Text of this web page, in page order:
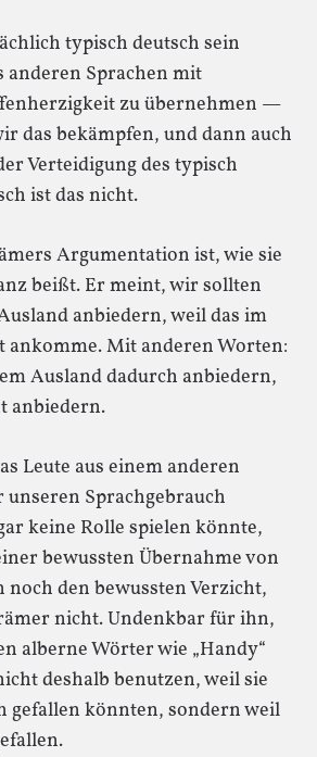
typisch deutsch sein
anderen Sprachen mit
zu übernehmen —
das bekämpfen, und dann auch
Verteidigung des typisch
ist das nicht.
Argumentation ist, wie sie
beißt. Er meint, wir sollten
anbiedern, weil das im
ankomme. Mit anderen Worten:
Ausland dadurch anbiedern,
anbiedern.
Leute aus einem anderen
Sprachgebrauch
keine Rolle spielen könnte,
bewussten Übernahme von
den bewussten Verzicht,
nicht. Undenkbar für ihn,
alberne Wörter wie „Handy“
deshalb benutzen, weil sie
gefallen könnten, sondern weil